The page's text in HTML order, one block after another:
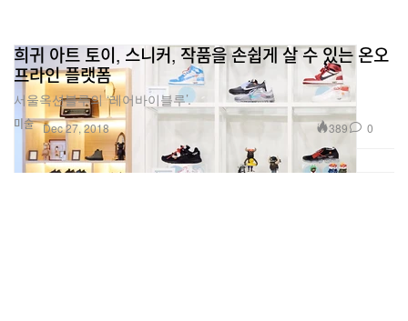
미술
희귀 아트 토이, 스니커, 작품을 손쉽게 살 수 있는 온오
프라인 플랫폼
서울옥션블루의 ‘레어바이블루’.
Dec 27, 2018 389 0